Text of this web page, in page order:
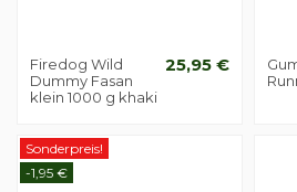
Firedog Wild
Dummy Fasan
klein 1000 g khaki
25,95 €
Sonderpreis!
-1,95 €